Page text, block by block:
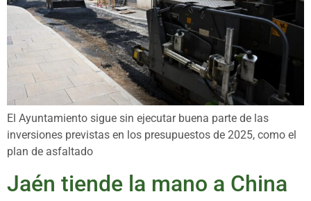
El Ayuntamiento sigue sin ejecutar buena parte de las
inversiones previstas en los presupuestos de 2025, como el
plan de asfaltado
Jaén tiende la mano a China